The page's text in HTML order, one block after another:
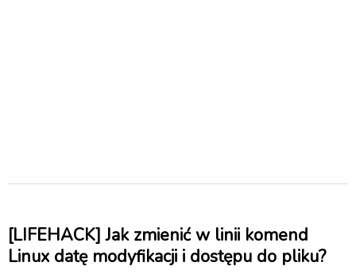
[LIFEHACK] Jak zmienić w linii komend
Linux datę modyfikacji i dostępu do pliku?